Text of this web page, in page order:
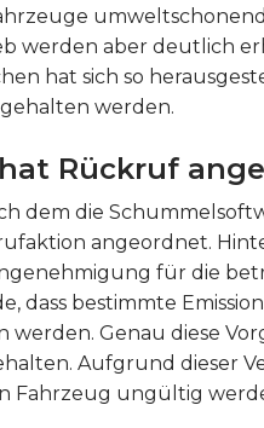
werden aber deutlich
hat sich so
werden.
Rückruf
dem die
angeordnet.
für die
dass bestimmte
Genau diese
Aufgrund dieser
Fahrzeug ungültig